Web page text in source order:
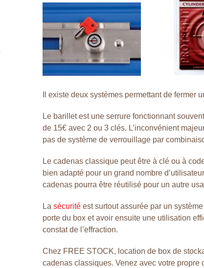
Il existe deux systèmes permettant de fermer
Le barillet est une serrure fonctionnant
de 15€ avec 2 ou 3 clés. L’inconvénient
pas de système de verrouillage par
Le cadenas classique peut être à clé ou à
bien adapté pour un grand nombre
cadenas pourra être réutilisé pour un autre
La sécurité est surtout assurée par un
porte du box et avoir ensuite une utilisation
constat de l’effraction.
Chez FREE STOCK, location de box de
cadenas classiques. Venez avec votre propre